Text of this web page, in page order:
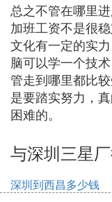
总之不管在哪里
加班工资不是很
文化有一定的实
脑可以学一个技
管走到哪里都比
是要踏实努力，
困难的。
与深圳三星
深圳到西昌多少钱